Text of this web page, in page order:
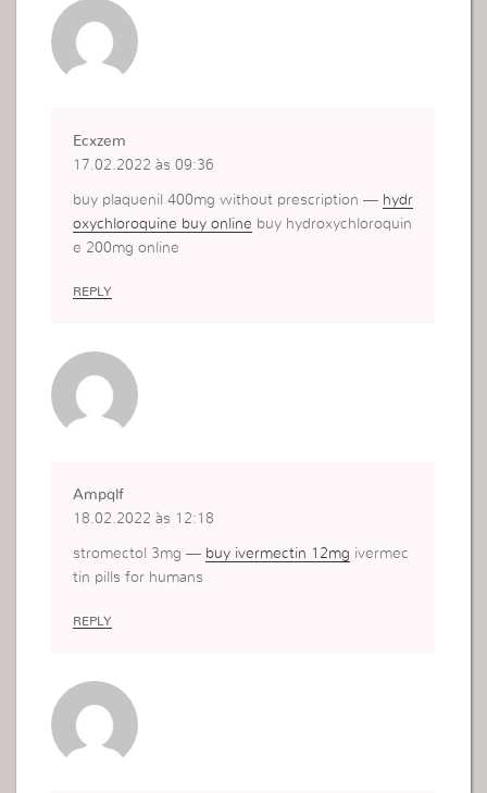
Ecxzem
17.02.2022 às 09:36
buy plaquenil 400mg without prescription — hydr
oxychloroquine buy online buy hydroxychloroquin
e 200mg online
REPLY
Ampqlf
18.02.2022 às 12:18
stromectol 3mg — buy ivermectin 12mg ivermec
tin pills for humans
REPLY